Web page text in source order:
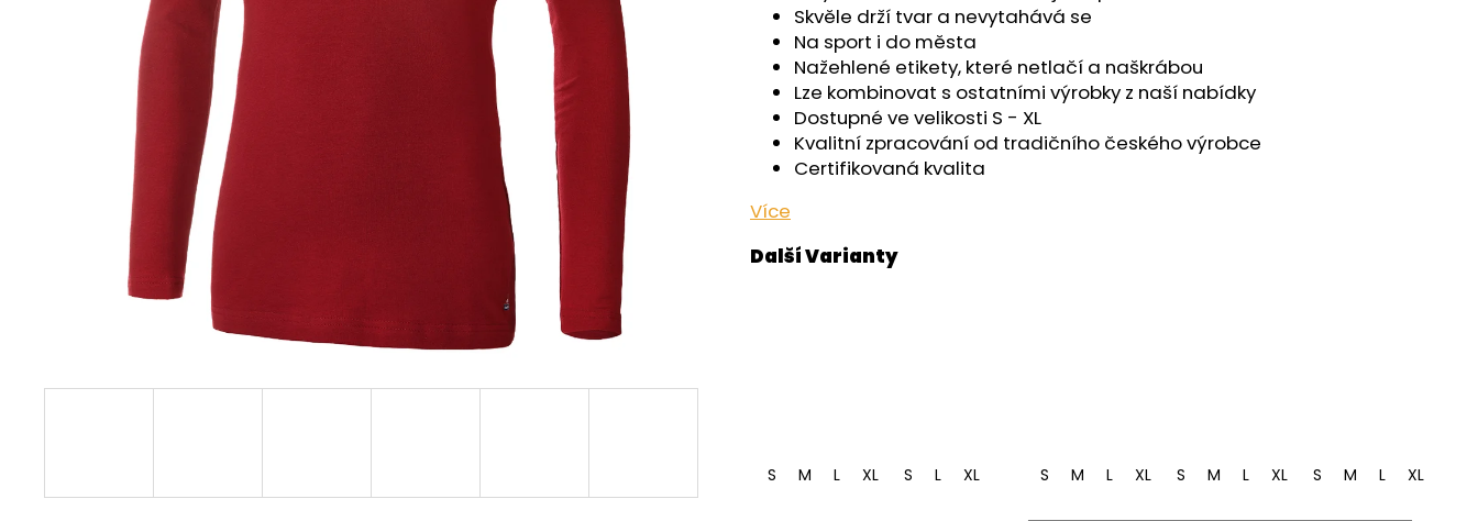
Skvěle drží tvar a nevytahává se
Na sport i do města
Nažehlené etikety, které netlačí a naškrábou
Lze kombinovat s ostatními výrobky z naší nabídky
Dostupné ve velikosti S - XL
Kvalitní zpracování od tradičního českého výrobce
Certifikovaná kvalita
Více
S M L XL S L XL S M L XL S M L XL S M L XL
129 Kč
759 Kč
759 Kč